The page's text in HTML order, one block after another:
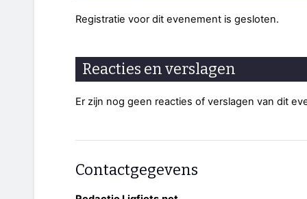
Registratie voor dit evenement is gesloten.
Reacties en verslagen
Er zijn nog geen reacties of verslagen van dit
Contactgegevens